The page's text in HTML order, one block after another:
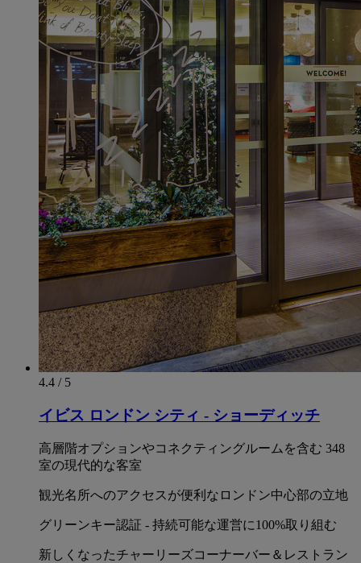
4.4 / 5
イビス ロンドン シティ - ショーディッチ
高層階オプションやコネクティングルームを含む 348
室の現代的な客室
観光名所へのアクセスが便利なロンドン中心部の立地
グリーンキー認証 - 持続可能な運営に100%取り組む
新しくなったチャーリーズコーナーバー＆レストラン